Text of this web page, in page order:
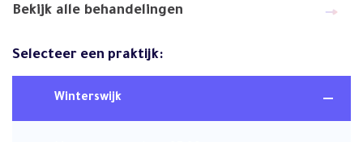
Bekijk alle behandelingen
Selecteer een praktijk:
Winterswijk